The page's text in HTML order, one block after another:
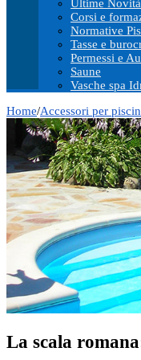
Ultime
Corsi e
Normative
Tasse e
Permessi e
Saune
Vasche spa
Home/Accessori per
La scala